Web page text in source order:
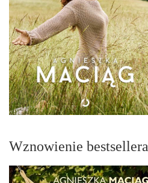
Wznowienie bestsellera